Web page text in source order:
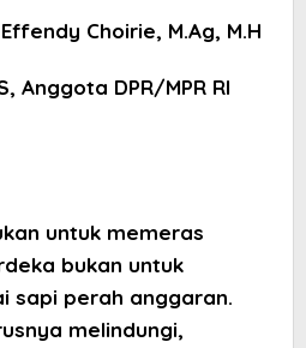
Choirie, M.Ag, M.H
Anggota DPR/MPR RI
untuk memeras
bukan untuk
sapi perah anggaran.
melindungi,